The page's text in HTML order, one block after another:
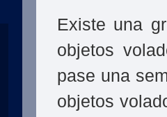
Existe una
objetos
pase una
objetos